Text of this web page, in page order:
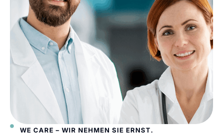
WE CARE – WIR NEHMEN SIE ERNST.